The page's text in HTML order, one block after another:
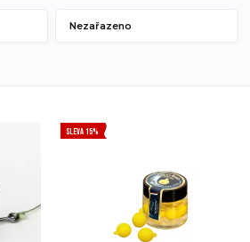
Nezařazeno
SLEVA 15%